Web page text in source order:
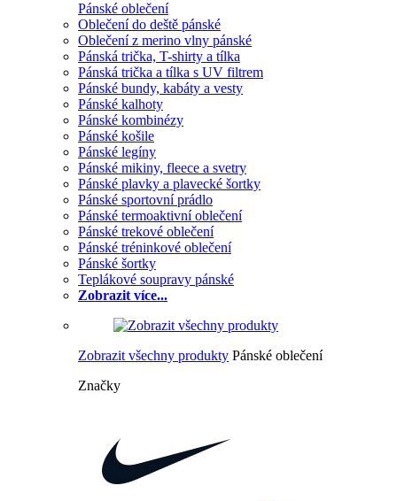
Pánské oblečení
Oblečení do deště pánské
Oblečení z merino vlny pánské
Pánská trička, T-shirty a tílka
Pánská trička a tílka s UV filtrem
Pánské bundy, kabáty a vesty
Pánské kalhoty
Pánské kombinézy
Pánské košile
Pánské legíny
Pánské mikiny, fleece a svetry
Pánské plavky a plavecké šortky
Pánské sportovní prádlo
Pánské termoaktivní oblečení
Pánské trekové oblečení
Pánské tréninkové oblečení
Pánské šortky
Teplákové soupravy pánské
Zobrazit více...
Zobrazit všechny produkty Pánské oblečení
Značky